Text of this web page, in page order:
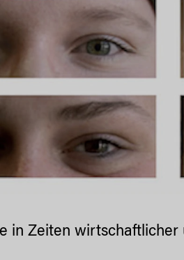
in Zeiten wirtschaftlicher